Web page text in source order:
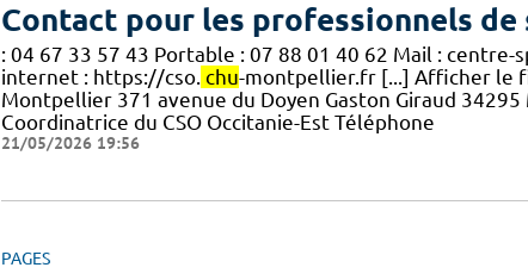
Contact pour les professionnels de
: 04 67 33 57 43 Portable : 07 88 01 40 62 Mail : centre-
internet : https://cso. chu-montpellier.fr [...] Afficher le
Montpellier 371 avenue du Doyen Gaston Giraud
Coordinatrice du CSO Occitanie-Est Téléphone
21/05/2026 19:56
PAGES